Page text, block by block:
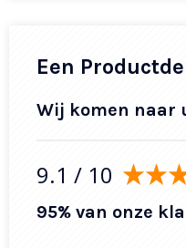
Een
Wij komen naar
9.1 / 10
95% van onze